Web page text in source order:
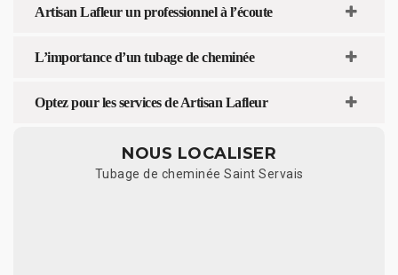
Artisan Lafleur un professionnel à l’écoute
L’importance d’un tubage de cheminée
Optez pour les services de Artisan Lafleur
NOUS LOCALISER
Tubage de cheminée Saint Servais